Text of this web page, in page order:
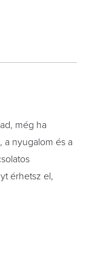
még ha
a nyugalom és a
érhetsz el,